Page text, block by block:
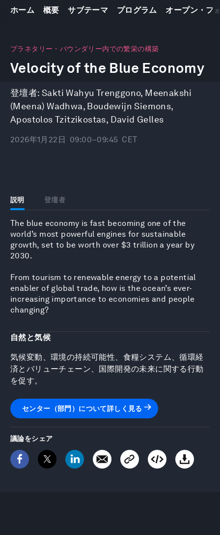
ホーム 概要 サブテーマ プログラム オープン・フ
プラネタリー・バウンダリー内での繁栄の構築
Velocity of the Blue Economy
登壇者: Sakti Wahyu Trenggono, Meenakshi
(Meena) Wadhwa, Boudewijn Siemons,
Apostolos Tzitzikostas, David Gelles
2026年1月22日 09:00–09:45 CET
説明 登壇者
The blue economy is fast becoming one of the
world’s most powerful engines for sustainable
growth, set to be worth over $3 trillion a year by
2030.
From tourism to renewable energy to a potential
enabler of global trade, how is the ocean’s ever-
increasing importance to economies and people
changing?
自然と気候
気候変動、環境の持続可能性、食糧システム、循環経
済とバリューチェーン、国際開発の未来に関する行動
を促す。
センター（部門）について詳しく見る
議論をシェア
seconds
41
minutes,
seconds